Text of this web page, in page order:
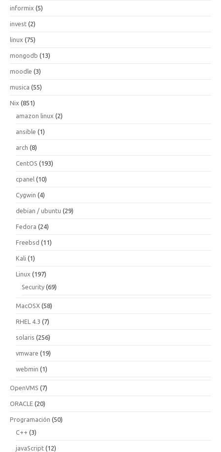
informix (5)
invest (2)
linux (75)
mongodb (13)
moodle (3)
musica (55)
Nix (851)
amazon linux (2)
ansible (1)
arch (8)
CentOS (193)
cpanel (10)
Cygwin (4)
debian / ubuntu (29)
Fedora (24)
Freebsd (11)
Kali (1)
Linux (197)
Security (69)
MacOSX (58)
RHEL 4.3 (7)
solaris (256)
vmware (19)
webmin (1)
OpenVMS (7)
ORACLE (20)
Programación (50)
C++ (3)
javaScript (12)